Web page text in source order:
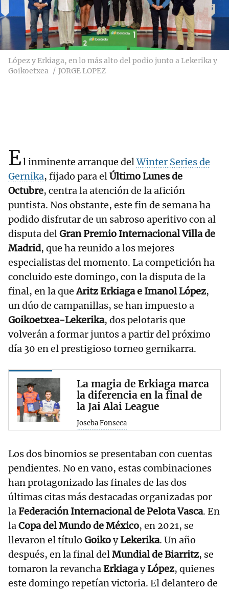
López y Erkiaga, en lo más alto del podio junto a Lekerika y
Goikoetxea
JORGE LOPEZ
El inminente arranque delWinter Series de
Gernika, fijado para elÚltimo Lunes de
Octubre, centra la atención de la afición
puntista. Nos obstante, este fin de semana ha
podido disfrutar de un sabroso aperitivo con al
disputa delGran Premio Internacional Villa de
Madrid, que ha reunido a los mejores
especialistas del momento. La competición ha
concluido este domingo, con la disputa de la
final, en la queAritz Erkiaga e Imanol López,
un dúo de campanillas, se han impuesto a
Goikoetxea-Lekerika, dos pelotaris que
volverán a formar juntos a partir del próximo
día 30 en el prestigioso torneo gernikarra.
La magia de Erkiaga marca
la diferencia en la final de
la Jai Alai League
Joseba Fonseca
Los dos binomios se presentaban con cuentas
pendientes. No en vano, estas combinaciones
han protagonizado las finales de las dos
últimas citas más destacadas organizadas por
laFederación Internacional de Pelota Vasca. En
laCopa del Mundo de México, en 2021, se
llevaron el título GoikoyLekerika. Un año
después, en la final delMundial de Biarritz, se
tomaron la revanchaErkiagayLópez, quienes
este domingo repetían victoria. El delantero de